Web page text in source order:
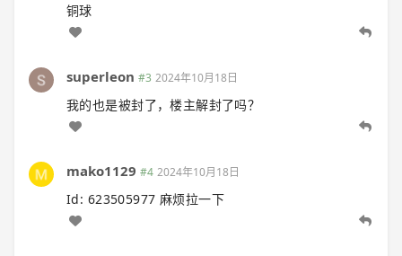
铜球
superleon #3 2024年10月18日
我的也是被封了，楼主解封了吗？
mako1129 #4 2024年10月18日
Id: 623505977 麻烦拉一下